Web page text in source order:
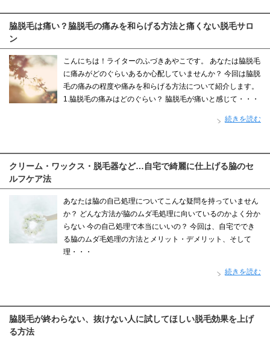
脇脱毛は痛い？脇脱毛の痛みを和らげる方法と痛くない脱毛サロ
ン
こんにちは！ライターのふづきあやこです。 あなたは脇脱毛
に痛みがどのぐらいあるか心配していませんか？ 今回は脇脱
毛の痛みの程度や痛みを和らげる方法について紹介します。
1.脇脱毛の痛みはどのぐらい？ 脇脱毛が痛いと感じて・・・
続きを読む
クリーム・ワックス・脱毛器など…自宅で綺麗に仕上げる脇のセ
ルフケア法
あなたは脇の自己処理についてこんな疑問を持っていません
か？ どんな方法が脇のムダ毛処理に向いているのかよく分か
らない 今の自己処理で本当にいいの？ 今回は、自宅ででき
る脇のムダ毛処理の方法とメリット・デメリット、そして
理・・・
続きを読む
脇脱毛が終わらない、抜けない人に試してほしい脱毛効果を上げ
る方法